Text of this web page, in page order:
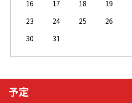
16
17 18 19
23
24 25 26
30
31
予定